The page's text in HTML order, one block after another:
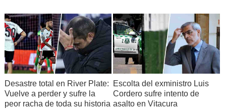
Desastre total en River Plate:
Vuelve a perder y sufre la
peor racha de toda su historia
Escolta del exministro Luis
Cordero sufre intento de
asalto en Vitacura